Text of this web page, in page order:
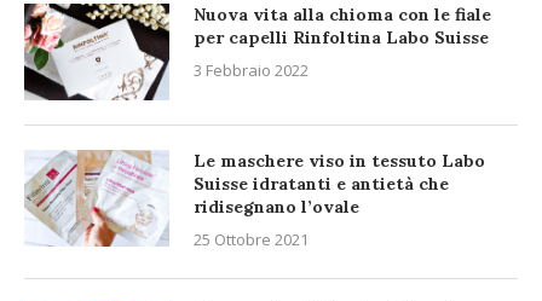
Nuova vita alla chioma con le fiale
per capelli Rinfoltina Labo Suisse
3 Febbraio 2022
Le maschere viso in tessuto Labo
Suisse idratanti e antietà che
ridisegnano l’ovale
25 Ottobre 2021